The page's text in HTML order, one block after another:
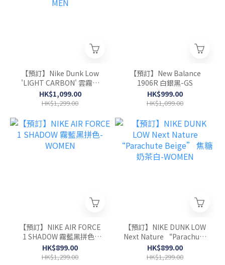
【預訂】Nike Dunk Low
'LIGHT CARBON' 雲霧灰
炭灰-MEN
HK$1,099.00
HK$1,299.00
【預訂】New Balance
1906R 白銀黑-GS
HK$999.00
HK$1,099.00
【預訂】NIKE AIR FORCE
1 SHADOW 霧藍黑拼色-
WOMEN
HK$899.00
HK$1,299.00
【預訂】NIKE DUNK LOW
Next Nature “Parachute
Beige” 焦糖奶茶白-
WOMEN
HK$899.00
HK$1,299.00